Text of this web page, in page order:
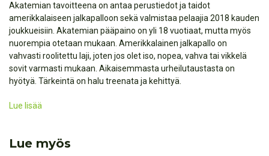
Akatemian tavoitteena on antaa perustiedot ja taidot
amerikkalaiseen jalkapalloon sekä valmistaa pelaajia 2018 kauden
joukkueisiin. Akatemian pääpaino on yli 18 vuotiaat, mutta myös
nuorempia otetaan mukaan. Amerikkalainen jalkapallo on
vahvasti roolitettu laji, joten jos olet iso, nopea, vahva tai vikkelä
sovit varmasti mukaan. Aikaisemmasta urheilutaustasta on
hyötyä. Tärkeintä on halu treenata ja kehittyä.
Lue lisää
Lue myös